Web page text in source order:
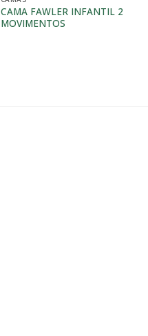
CAMA FAWLER INFANTIL 2
MOVIMENTOS